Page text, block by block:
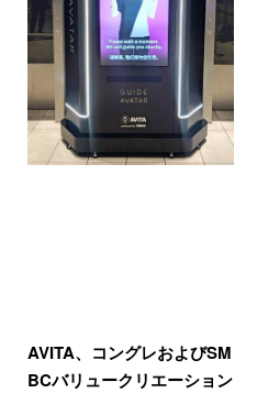
AVITA、コングレおよびSM
BCバリュークリエーション